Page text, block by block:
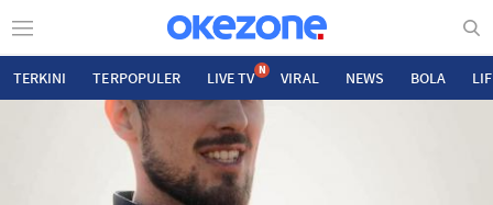
TERKINI TERPOPULER LIVE TV N VIRAL NEWS BOLA